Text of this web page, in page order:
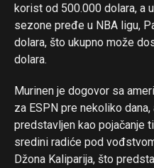
korist od 500.000 dolara, a
sezone pređe u NBA ligu,
dolara, što ukupno može
dolara.
Murinen je dogovor sa
za ESPN pre nekoliko
predstavljen kao pojačanje
sredini radiće pod
Džona Kaliparija, što